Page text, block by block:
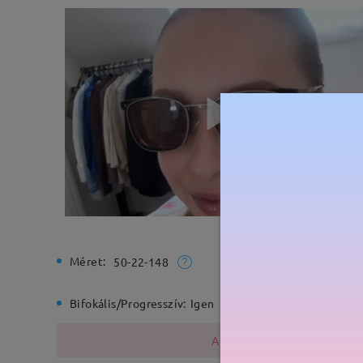
Méret: 50-22-148 Teljes
Bifokális/Progresszív: Igen
A fémszerkezet nikkelt